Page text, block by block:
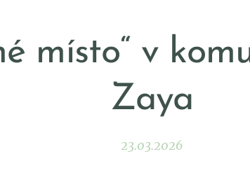
místo“ v
Zaya
23.03.2026